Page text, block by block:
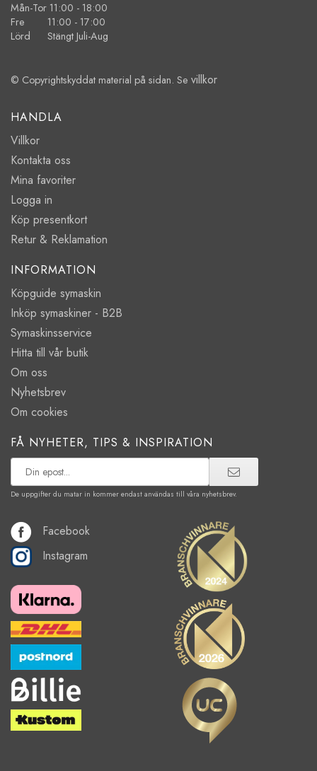
Mån-Tor 11:00 - 18:00
Fre 11:00 - 17:00
Lörd Stängt Juli-Aug
© Copyrightskyddat material på sidan. Se villkor
HANDLA
Villkor
Kontakta oss
Mina favoriter
Logga in
Köp presentkort
Retur & Reklamation
INFORMATION
Köpguide symaskin
Inköp symaskiner - B2B
Symaskinsservice
Hitta till vår butik
Om oss
Nyhetsbrev
Om cookies
FÅ NYHETER, TIPS & INSPIRATION
De uppgifter du matar in kommer endast användas till våra nyhetsbrev.
Facebook
Instagram